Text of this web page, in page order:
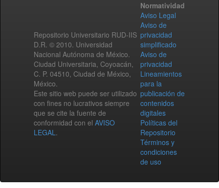
Repositorio Universitario RUD-IIS
D.R. © 2010. Universidad
Nacional Autónoma de México.
Ciudad Universitaria, Coyoacán,
C. P. 04510, Ciudad de México,
México.
Este sitio web puede ser utilizado
con fines no lucrativos siempre
que se cite la fuente de
conformidad con el AVISO
LEGAL.
Normatividad
Aviso Legal
Aviso de
privacidad
simplificado
Aviso de
privacidad
Lineamientos
para la
publicación de
contenidos
digitales
Políticas del
Repositorio
Términos y
condiciones
de uso